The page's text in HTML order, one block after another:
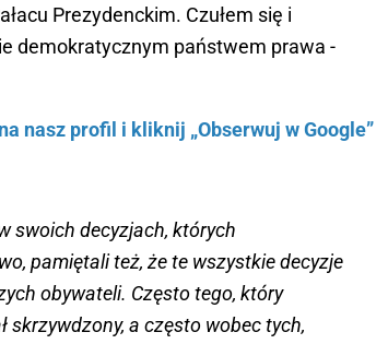
Prezydenckim. Czułem się i
demokratycznym państwem prawa -
nasz profil i kliknij „Obserwuj w Google”
swoich decyzjach, których
pamiętali też, że te wszystkie decyzje
obywateli. Często tego, który
skrzywdzony, a często wobec tych,